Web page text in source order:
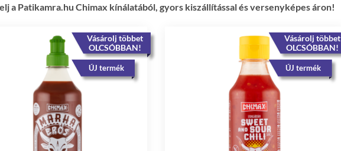
a Patikamra.hu Chimax kínálatából, gyors kiszállítással és versenyképes áron!
Vásárolj többet
OLCSÓBBAN!
ÚJ termék
Vásárolj többet
OLCSÓBBAN!
ÚJ termék